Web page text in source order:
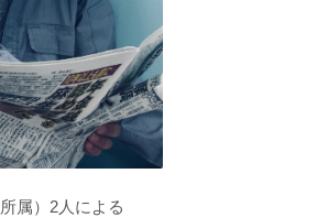
属）2人による